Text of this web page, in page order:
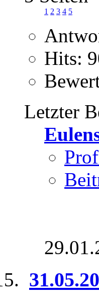
1 2 3 4 5
Hits:
Letzter